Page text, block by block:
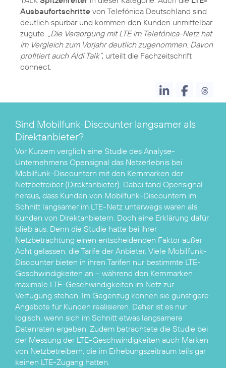
Ausbaufortschritte von Telefónica Deutschland sind
deutlich spürbar und kommen den Kunden unmittelbar
zugute. „Die Versorgung mit LTE im Telefónica-Netz hat
im Vergleich zum Vorjahr deutlich zugenommen. Davon
profitiert auch Aldi Talk“, urteilt die Fachzeitschrift
connect.
Sind Mobilfunk-Discounter langsamer als
Direktanbieter?
Vor Kurzem verglich eine Studie des Analyse-
Unternehmens Opensignal das Netzerlebnis bei
Mobilfunk-Discountern mit den Kernmarken der
Netzbetreiber (Direktanbieter). Dabei fand Opensignal
heraus, dass Kunden von Mobilfunk-Discountern im
Schnitt langsamer im LTE-Netz unterwegs waren als
Kunden von Direktanbietern. Doch eine Erklärung dafür
blieb aus. Denn die Studie hatte bei ihrer
Netzbetrachtung einen entscheidenden Faktor außer
Acht gelassen: die Tarife der Anbieter. Viele Mobilfunk-
Discounter bieten in ihren Tarifen nur bestimmte LTE-
Geschwindigkeiten an – während den Kernmarken
maximale LTE-Geschwindigkeiten im Netz zur
Verfügung stehen. Im Gegenzug können sie günstigere
Angebote für Kunden realisieren. Daher ist es nur
logisch, wenn sich im Schnitt etwas langsamere
Datenraten ergeben. Zudem betrachtete die Studie bei
der Messung der LTE-Geschwindigkeiten auch Marken
von Netzbetreibern, die im Erhebungszeitraum teils gar
keinen LTE-Zugang hatten.